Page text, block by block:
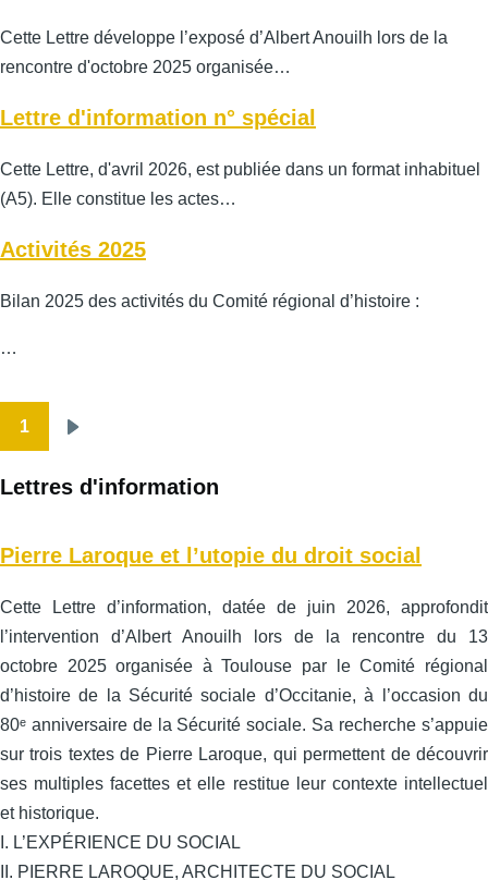
Cette Lettre développe l’exposé d’Albert Anouilh lors de la
rencontre d'octobre 2025 organisée…
Lettre d'information n° spécial
Cette Lettre, d'avril 2026, est publiée dans un format inhabituel
(A5). Elle constitue les actes…
Activités 2025
Bilan 2025 des activités du Comité régional d’histoire :
…
1
Lettres d'information
Pierre Laroque et l’utopie du droit social
Cette Lettre d’information, datée de juin 2026, approfondit
l’intervention d’Albert Anouilh lors de la rencontre du 13
octobre 2025 organisée à Toulouse par le Comité régional
d’histoire de la Sécurité sociale d’Occitanie, à l’occasion du
80ᵉ anniversaire de la Sécurité sociale. Sa recherche s’appuie
sur trois textes de Pierre Laroque, qui permettent de découvrir
ses multiples facettes et elle restitue leur contexte intellectuel
et historique.
I. L’EXPÉRIENCE DU SOCIAL
II. PIERRE LAROQUE, ARCHITECTE DU SOCIAL